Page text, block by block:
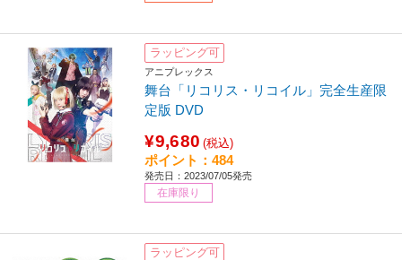
ラッピング可
アニプレックス
舞台「リコリス・リコイル」完全生産限
定版 DVD
¥9,680 (税込)
ポイント：484
発売日：2023/07/05発売
在庫限り
ラッピング可